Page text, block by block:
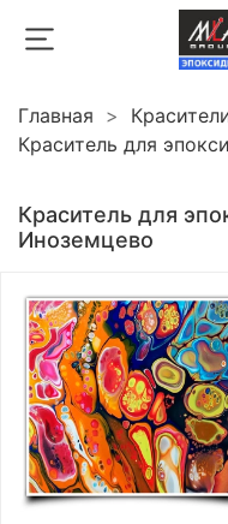
Главная
Краситель для
Краситель для
Иноземцево